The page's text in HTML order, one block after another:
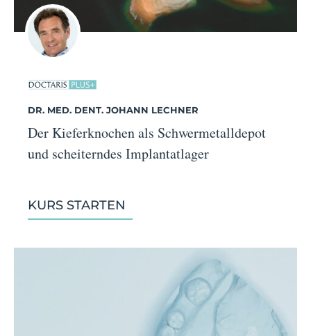
DR. MED. DENT. JOHANN LECHNER
Der Kieferknochen als Schwermetalldepot
und scheiterndes Implantatlager
KURS STARTEN